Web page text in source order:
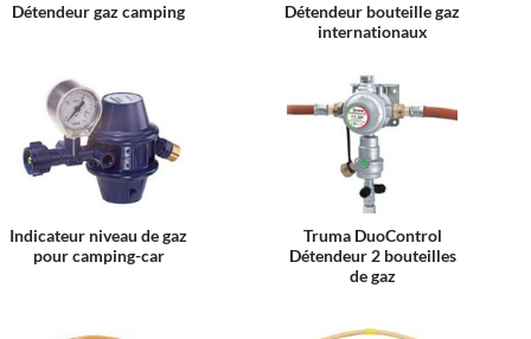
Détendeur gaz camping
Détendeur bouteille gaz
internationaux
Indicateur niveau de gaz
pour camping-car
Truma DuoControl
Détendeur 2 bouteilles
de gaz